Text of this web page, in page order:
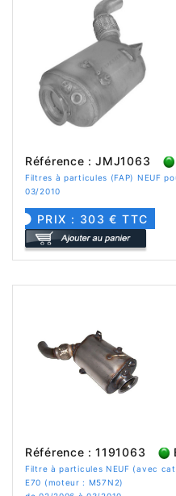
Référence : JMJ1063
Filtres à particules (FAP) NEUF
03/2010
PRIX : 303 € TTC
Référence : 1191063
Filtre à particules NEUF (avec
E70 (moteur : M57N2)